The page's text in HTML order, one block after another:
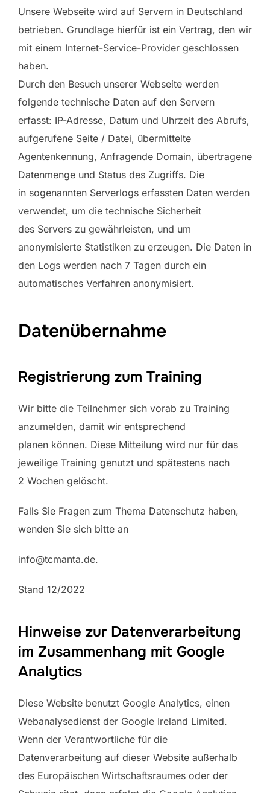
Unsere Webseite wird auf Servern in Deutschland
betrieben. Grundlage hierfür ist ein Vertrag, den wir
mit einem Internet-Service-Provider geschlossen
haben.
Durch den Besuch unserer Webseite werden
folgende technische Daten auf den Servern
erfasst: IP-Adresse, Datum und Uhrzeit des Abrufs,
aufgerufene Seite / Datei, übermittelte
Agentenkennung, Anfragende Domain, übertragene
Datenmenge und Status des Zugriffs. Die
in sogenannten Serverlogs erfassten Daten werden
verwendet, um die technische Sicherheit
des Servers zu gewährleisten, und um
anonymisierte Statistiken zu erzeugen. Die Daten in
den Logs werden nach 7 Tagen durch ein
automatisches Verfahren anonymisiert.
Datenübernahme
Registrierung zum Training
Wir bitte die Teilnehmer sich vorab zu Training
anzumelden, damit wir entsprechend
planen können. Diese Mitteilung wird nur für das
jeweilige Training genutzt und spätestens nach
2 Wochen gelöscht.
Falls Sie Fragen zum Thema Datenschutz haben,
wenden Sie sich bitte an
info@tcmanta.de.
Stand 12/2022
Hinweise zur Datenverarbeitung
im Zusammenhang mit Google
Analytics
Diese Website benutzt Google Analytics, einen
Webanalysedienst der Google Ireland Limited.
Wenn der Verantwortliche für die
Datenverarbeitung auf dieser Website außerhalb
des Europäischen Wirtschaftsraumes oder der